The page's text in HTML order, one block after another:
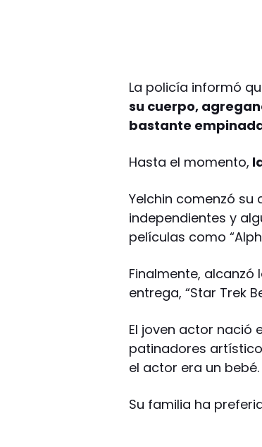
La policía informó
su cuerpo,
bastante
Hasta el momento,
Yelchin comenzó
independientes y
películas como
Finalmente, alcanzó
entrega, “Star Trek
El joven actor nació
patinadores
el actor era un bebé.
Su familia ha